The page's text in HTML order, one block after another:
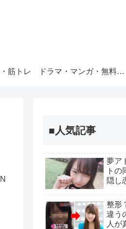
筋トレ ドラマ・マンガ・無料視聴
■人気記事
夢ア
ト
隠し
整形
違う
人が